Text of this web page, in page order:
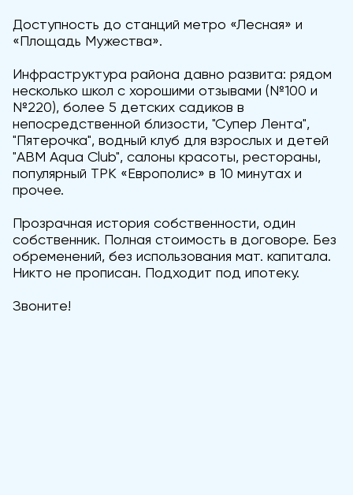
Доступность до станций метро «Лесная» и
«Площадь Мужества».
Инфраструктура района давно развита: рядом
несколько школ с хорошими отзывами (№100 и
№220), более 5 детских садиков в
непосредственной близости, "Супер Лента",
"Пятерочка", водный клуб для взрослых и детей
"АВМ Aqua Club", салоны красоты, рестораны,
популярный ТРК «Европолис» в 10 минутах и
прочее.
Прозрачная история собственности, один
собственник. Полная стоимость в договоре. Без
обременений, без использования мат. капитала.
Никто не прописан. Подходит под ипотеку.
Звоните!